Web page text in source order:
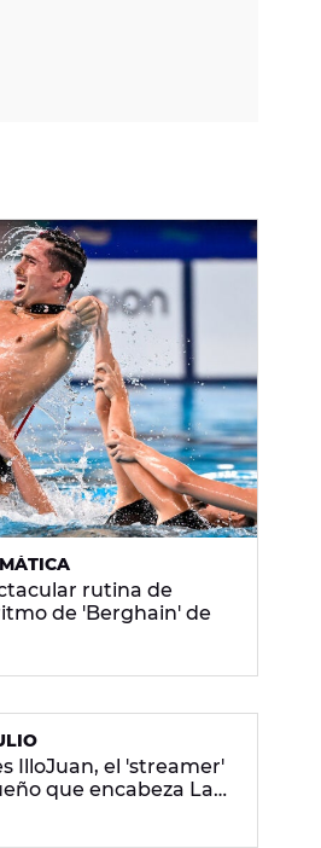
rutina de
de 'Berghain' de
IlloJuan, el 'streamer'
que encabeza La